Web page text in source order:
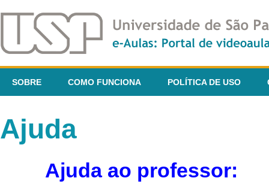
SOBRE COMO FUNCIONA POLÍTICA DE USO
Ajuda
Ajuda ao professor: